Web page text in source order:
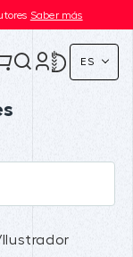
Saber más
ES
Ilustrador